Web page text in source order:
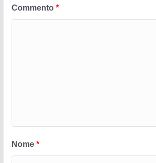
Commento *
Nome *